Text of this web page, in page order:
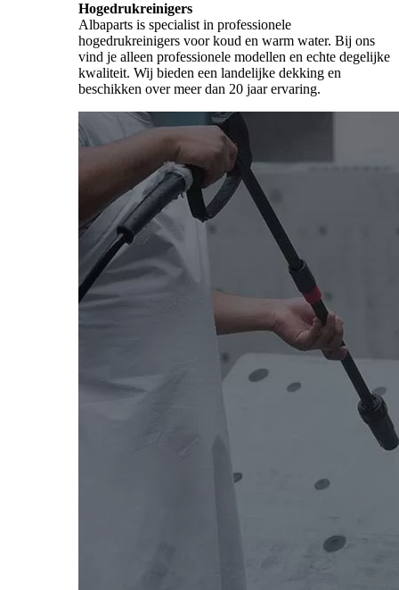
Hogedrukreinigers
Albaparts is specialist in professionele
hogedrukreinigers voor koud en warm water. Bij ons
vind je alleen professionele modellen en echte degelijke
kwaliteit. Wij bieden een landelijke dekking en
beschikken over meer dan 20 jaar ervaring.